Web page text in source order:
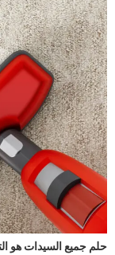
حلم جميع السيدات هو